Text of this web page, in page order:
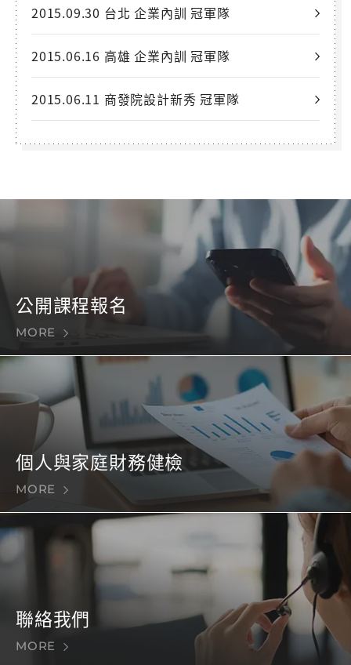
2015.09.30 台北 企業內訓 冠軍隊
2015.06.16 高雄 企業內訓 冠軍隊
2015.06.11 商發院設計新秀 冠軍隊
公開課程報名
MORE
個人與家庭財務健檢
MORE
聯絡我們
MORE